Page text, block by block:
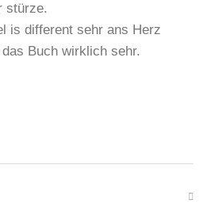
stürze.
is different sehr ans Herz
Buch wirklich sehr.